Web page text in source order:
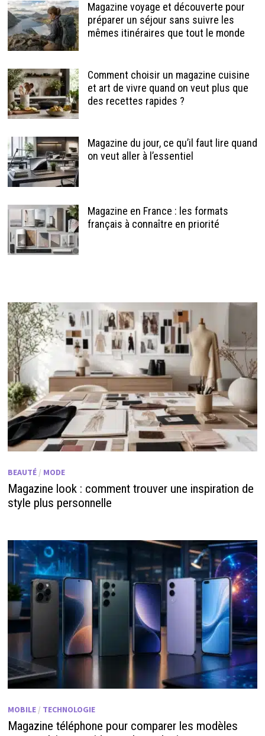
Magazine voyage et découverte pour
préparer un séjour sans suivre les
mêmes itinéraires que tout le monde
Comment choisir un magazine cuisine
et art de vivre quand on veut plus que
des recettes rapides ?
Magazine du jour, ce qu’il faut lire quand
on veut aller à l’essentiel
Magazine en France : les formats
français à connaître en priorité
BEAUTÉ/ MODE
Magazine look : comment trouver une inspiration de
style plus personnelle
MOBILE/ TECHNOLOGIE
Magazine téléphone pour comparer les modèles